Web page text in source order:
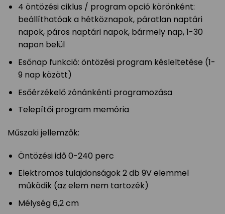
4 öntözési ciklus / program opció körönként:
beállíthatóak a hétköznapok, páratlan naptári
napok, páros naptári napok, bármely nap, 1-30
napon belül
Esőnap funkció: öntözési program késleltetése (1-
9 nap között)
Esőérzékelő zónánkénti programozása
Telepítői program memória
Műszaki jellemzők:
Öntözési idő 0-240 perc
Elektromos tulajdonságok 2 db 9V elemmel
működik (az elem nem tartozék)
Mélység 6,2 cm